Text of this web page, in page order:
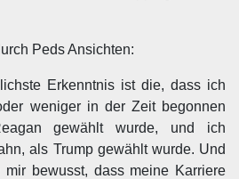
Peds Ansichten:
Erkenntnis ist die, dass ich
weniger in der Zeit begonnen
gewählt wurde, und ich
als Trump gewählt wurde. Und
bewusst, dass meine Karriere